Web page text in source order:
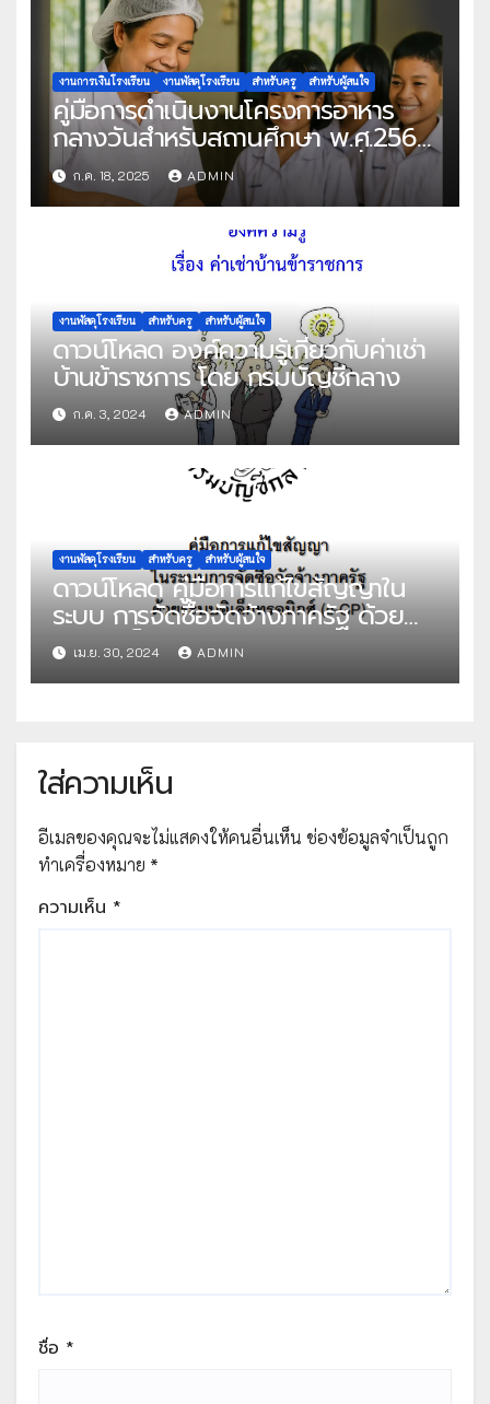
งานการเงินโรงเรียน งานพัสดุโรงเรียน สำหรับครู สำหรับผู้สนใจ
คู่มือการดำเนินงานโครงการอาหาร
กลางวันสำหรับสถานศึกษา พ.ศ.2568
แนวทางครบถ้วนสู่การจัดการที่มี
ประสิทธิภาพ
ก.ค. 18, 2025 ADMIN
งานพัสดุโรงเรียน สำหรับครู สำหรับผู้สนใจ
ดาวน์โหลด องค์ความรู้เกี่ยวกับค่าเช่า
บ้านข้าราชการ โดย กรมบัญชีกลาง
ก.ค. 3, 2024 ADMIN
งานพัสดุโรงเรียน สำหรับครู สำหรับผู้สนใจ
ดาวน์โหลด คู่มือการแก้ไขสัญญาใน
ระบบ การจัดซื้อจัดจ้างภาครัฐ ด้วย
ระบบอิเล็กทรอนิกส์(e-GP) โดย กอง
ระบบการจัดซื้อจัดจ้างภาคและราคา
เม.ย. 30, 2024 ADMIN
ใส่ความเห็น
อีเมลของคุณจะไม่แสดงให้คนอื่นเห็น ช่องข้อมูลจำเป็นถูก
ทำเครื่องหมาย *
ความเห็น *
ชื่อ *